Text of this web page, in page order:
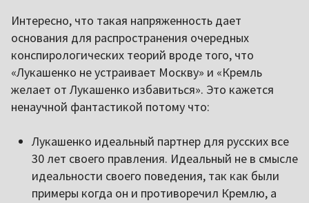
Интересно, что такая напряженность дает
основания для распространения очередных
конспирологических теорий вроде того, что
«Лукашенко не устраивает Москву» и «Кремль
желает от Лукашенко избавиться». Это кажется
ненаучной фантастикой потому что:
Лукашенко идеальный партнер для русских все
30 лет своего правления. Идеальный не в смысле
идеальности своего поведения, так как были
примеры когда он и противоречил Кремлю, а